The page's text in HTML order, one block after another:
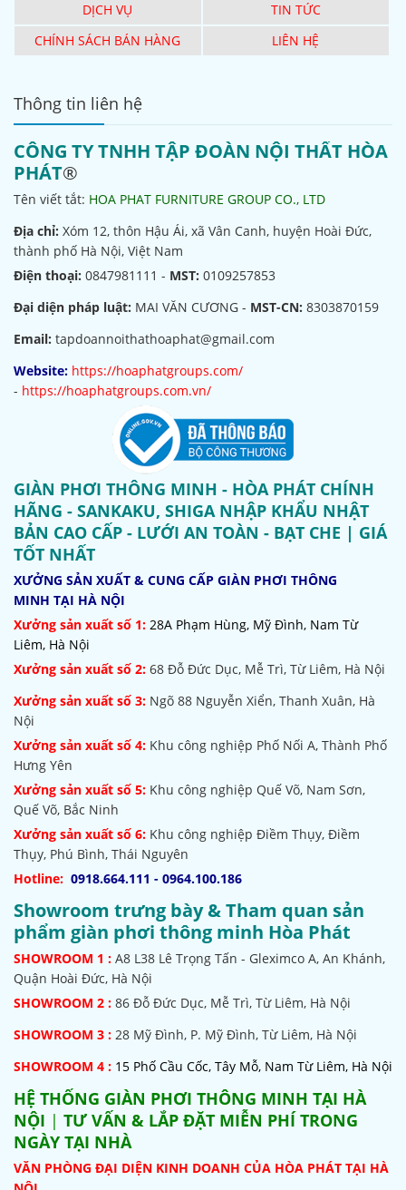
DỊCH VỤ
TIN TỨC
CHÍNH SÁCH BÁN HÀNG
LIÊN HỆ
Thông tin liên hệ
CÔNG TY TNHH TẬP ĐOÀN NỘI THẤT HÒA
PHÁT®
Tên viết tắt: HOA PHAT FURNITURE GROUP CO., LTD
Địa chỉ: Xóm 12, thôn Hậu Ái, xã Vân Canh, huyện Hoài Đức,
thành phố Hà Nội, Việt Nam
Điện thoại: 0847981111 - MST: 0109257853
Đại diện pháp luật: MAI VĂN CƯƠNG - MST-CN: 8303870159
Email: tapdoannoithathoaphat@gmail.com
Website: https://hoaphatgroups.com/
- https://hoaphatgroups.com.vn/
GIÀN PHƠI THÔNG MINH - HÒA PHÁT CHÍNH
HÃNG - SANKAKU, SHIGA NHẬP KHẨU NHẬT
BẢN CAO CẤP - LƯỚI AN TOÀN - BẠT CHE | GIÁ
TỐT NHẤT
XƯỞNG SẢN XUẤT & CUNG CẤP GIÀN PHƠI THÔNG
MINH TẠI HÀ NỘI
Xưởng sản xuất số 1: 28A Phạm Hùng, Mỹ Đình, Nam Từ
Liêm, Hà Nội
Xưởng sản xuất số 2: 68 Đỗ Đức Dục, Mễ Trì, Từ Liêm, Hà Nội
Xưởng sản xuất số 3: Ngõ 88 Nguyễn Xiển, Thanh Xuân, Hà
Nội
Xưởng sản xuất số 4: Khu công nghiệp Phố Nối A, Thành Phố
Hưng Yên
Xưởng sản xuất số 5: Khu công nghiệp Quế Võ, Nam Sơn,
Quế Võ, Bắc Ninh
Xưởng sản xuất số 6: Khu công nghiệp Điềm Thụy, Điềm
Thụy, Phú Bình, Thái Nguyên
Hotline: 0918.664.111 - 0964.100.186
Showroom trưng bày & Tham quan sản
phẩm giàn phơi thông minh Hòa Phát
SHOWROOM 1 : A8 L38 Lê Trọng Tấn - Gleximco A, An Khánh,
Quận Hoài Đức, Hà Nội
SHOWROOM 2 : 86 Đỗ Đức Dục, Mễ Trì, Từ Liêm, Hà Nội
SHOWROOM 3 : 28 Mỹ Đình, P. Mỹ Đình, Từ Liêm, Hà Nội
SHOWROOM 4 : 15 Phố Cầu Cốc, Tây Mỗ, Nam Từ Liêm, Hà Nội
HỆ THỐNG GIÀN PHƠI THÔNG MINH TẠI HÀ
NỘI | TƯ VẤN & LẮP ĐẶT MIỄN PHÍ TRONG
NGÀY TẠI NHÀ
VĂN PHÒNG ĐẠI DIỆN KINH DOANH CỦA HÒA PHÁT TẠI HÀ